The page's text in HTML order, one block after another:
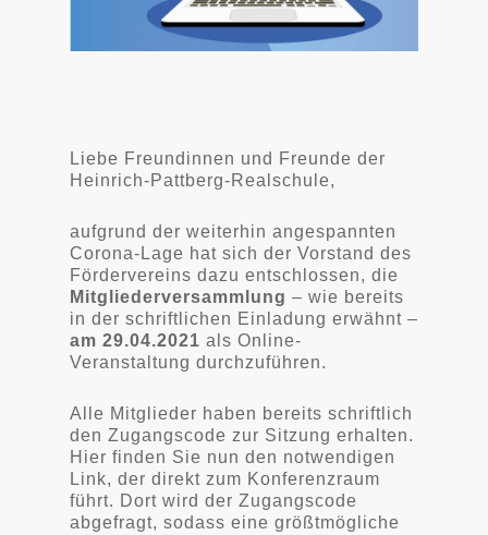
Liebe Freundinnen und Freunde der
Heinrich-Pattberg-Realschule,
aufgrund der weiterhin angespannten
Corona-Lage hat sich der Vorstand des
Fördervereins dazu entschlossen, die
Mitgliederversammlung – wie bereits
in der schriftlichen Einladung erwähnt –
am 29.04.2021 als Online-
Veranstaltung durchzuführen.
Alle Mitglieder haben bereits schriftlich
den Zugangscode zur Sitzung erhalten.
Hier finden Sie nun den notwendigen
Link, der direkt zum Konferenzraum
führt. Dort wird der Zugangscode
abgefragt, sodass eine größtmögliche